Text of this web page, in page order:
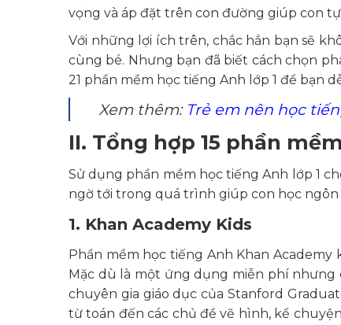
vọng và áp đặt trên con đường giúp con
Với những lợi ích trên, chắc hẳn bạn sẽ
cùng bé. Nhưng bạn đã biết cách chọn
21 phần mềm học tiếng Anh lớp 1 để bạn
Xem thêm: Trẻ em nên học
II. Tổng hợp 15 phần
Sử dụng phần mềm học tiếng Anh lớp 1
ngờ tới trong quá trình giúp con học ngôn
1. Khan Academy Kids
Phần mềm học tiếng Anh Khan
Mặc dù là một ứng dụng miễn phí
chuyên gia giáo dục của Stanford
từ toán đến các chủ đề vẽ hình, kể